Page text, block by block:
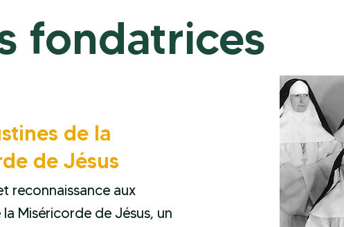
fondatrices
de la
de Jésus
reconnaissance aux
Miséricorde de Jésus, un